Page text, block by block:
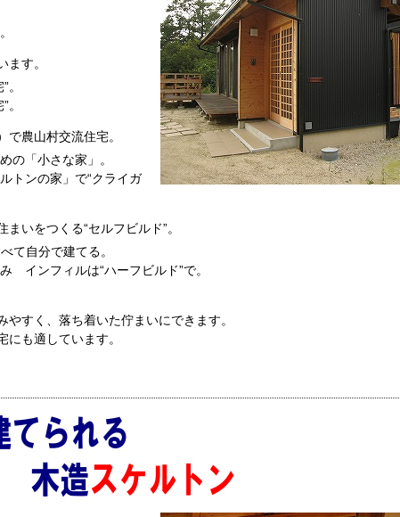
ます。
。
。
農山村交流住宅。
の「小さな家」。
トンの家」で“クライガ
いをつくる“セルフビルド”。
て自分で建てる。
インフィルは“ハーフビルド”で。
すく、落ち着いた佇まいにできます。
も適しています。